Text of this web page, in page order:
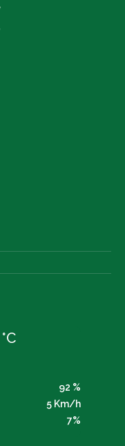
°C
92 %
5 Km/h
7%